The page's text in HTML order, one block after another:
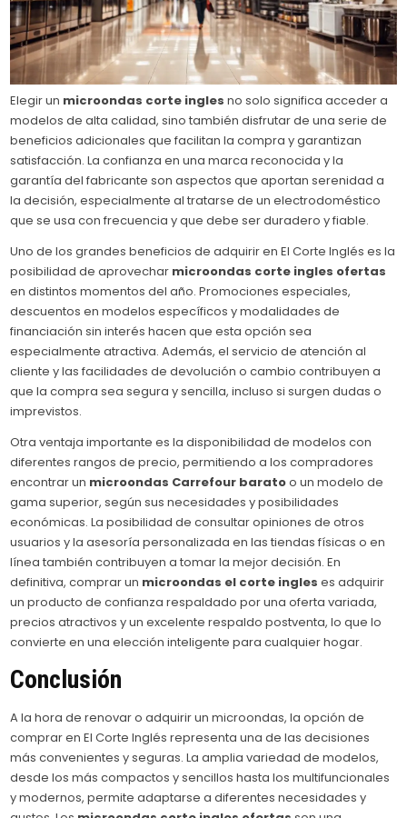
Elegir un microondas corte ingles no solo significa acceder a
modelos de alta calidad, sino también disfrutar de una serie de
beneficios adicionales que facilitan la compra y garantizan
satisfacción. La confianza en una marca reconocida y la
garantía del fabricante son aspectos que aportan serenidad a
la decisión, especialmente al tratarse de un electrodoméstico
que se usa con frecuencia y que debe ser duradero y fiable.
Uno de los grandes beneficios de adquirir en El Corte Inglés es la
posibilidad de aprovechar microondas corte ingles ofertas
en distintos momentos del año. Promociones especiales,
descuentos en modelos específicos y modalidades de
financiación sin interés hacen que esta opción sea
especialmente atractiva. Además, el servicio de atención al
cliente y las facilidades de devolución o cambio contribuyen a
que la compra sea segura y sencilla, incluso si surgen dudas o
imprevistos.
Otra ventaja importante es la disponibilidad de modelos con
diferentes rangos de precio, permitiendo a los compradores
encontrar un microondas Carrefour baratoo un modelo de
gama superior, según sus necesidades y posibilidades
económicas. La posibilidad de consultar opiniones de otros
usuarios y la asesoría personalizada en las tiendas físicas o en
línea también contribuyen a tomar la mejor decisión. En
definitiva, comprar un microondas el corte ingles es adquirir
un producto de confianza respaldado por una oferta variada,
precios atractivos y un excelente respaldo postventa, lo que lo
convierte en una elección inteligente para cualquier hogar.
Conclusión
A la hora de renovar o adquirir un microondas, la opción de
comprar en El Corte Inglés representa una de las decisiones
más convenientes y seguras. La amplia variedad de modelos,
desde los más compactos y sencillos hasta los multifuncionales
y modernos, permite adaptarse a diferentes necesidades y